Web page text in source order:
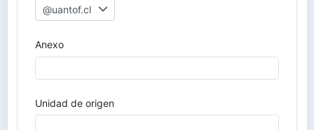
@uantof.cl
Anexo
Unidad de origen